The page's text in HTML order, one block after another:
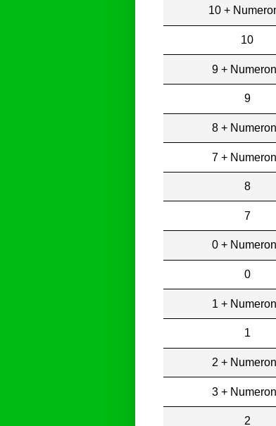
10 +
10
9 +
9
8 +
7 +
8
7
0 +
0
1 +
1
2 +
3 +
2